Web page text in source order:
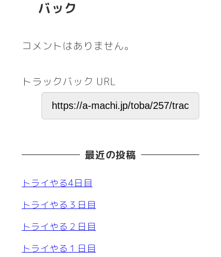
バック
コメントはありません。
トラックバック URL
最近の投稿
トライやる4日目
トライやる３日目
トライやる２日目
トライやる１日目